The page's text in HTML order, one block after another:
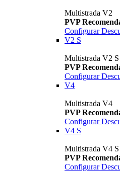
Multistrada V2
PVP
Configurar
V2 S
Multistrada V2 S
PVP
Configurar
V4
Multistrada V4
PVP
Configurar
V4 S
Multistrada V4 S
PVP
Configurar